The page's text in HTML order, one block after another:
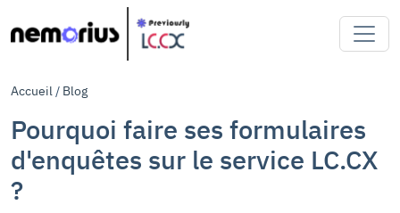
Accueil/ Blog
Pourquoi faire ses formulaires
d'enquêtes sur le service LC.CX
?